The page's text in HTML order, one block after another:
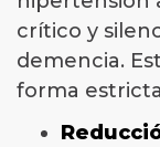
crítico y
demencia.
forma